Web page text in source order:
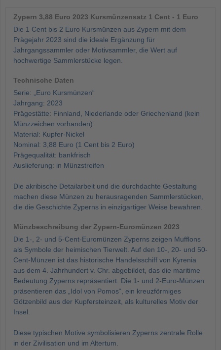
Zypern 3,88 Euro 2023 Kursmünzensatz 1 Cent - 1 Euro
Die 1 Cent bis 2 Euro Kursmünzen aus Zypern mit dem
Prägejahr 2023 sind die ideale Ergänzung für
Jahrgangssammler oder Motivsammler, die Wert auf
hochwertige Sammlerstücke legen.
Technische Daten
Serie: „Euro Kursmünzen“
Jahrgang: 2023
Prägestätte: Finnland, Niederlande oder Griechenland (kein
Münzzeichen vorhanden)
Material: Kupfer-Nickel
Nominal: 3,88 Euro (1 Cent bis 2 Euro)
Prägequalität: bankfrisch
Auslieferung: in Münzstreifen
Die akribische Detailarbeit und die durchdachte Gestaltung
machen diese Münzen zu herausragenden Sammlerstücken,
die die Geschichte Zyperns in einzigartiger Weise bewahren.
Münzbeschreibung der Zypern-Euromünzen 2023
Die 1-, 2- und 5-Cent-Euromünzen Zyperns zeigen Mufflons
als Symbole der heimischen Tierwelt. Auf den 10-, 20- und 50-
Cent-Münzen ist das historische Handelsschiff von Kyrenia
aus dem 4. Jahrhundert v. Chr. abgebildet, das die maritime
Bedeutung Zyperns repräsentiert. Die 1- und 2-Euro-Münzen
präsentieren das „Idol von Pomos“, ein kreuzförmiges
Götzenbild aus der Kupfersteinzeit, als kulturelles Motiv der
Insel.
Diese typischen Motive symbolisieren Zyperns zentrale Rolle
in der Zivilisation und im Altertum.